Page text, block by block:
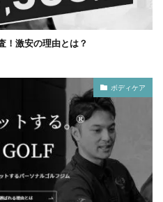
！激安の理由とは？
ボディケア